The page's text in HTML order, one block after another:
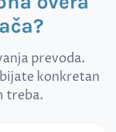
prevoda.
konkretan
treba.